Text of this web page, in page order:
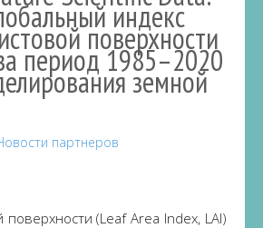
индекс
поверхности
период 1985–2020
земной
партнеров
поверхности (Leaf Area Index, LAI)